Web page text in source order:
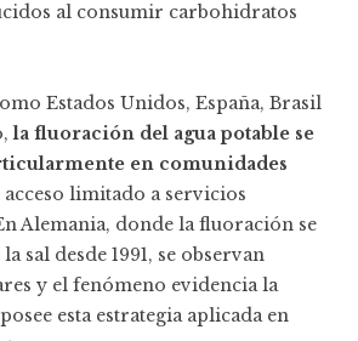
al consumir carbohidratos
Estados Unidos, España, Brasil
la fluoración del agua potable se
en comunidades
acceso limitado a servicios
Alemania, donde la fluoración se
sal desde 1991, se observan
y el fenómeno evidencia la
esta estrategia aplicada en